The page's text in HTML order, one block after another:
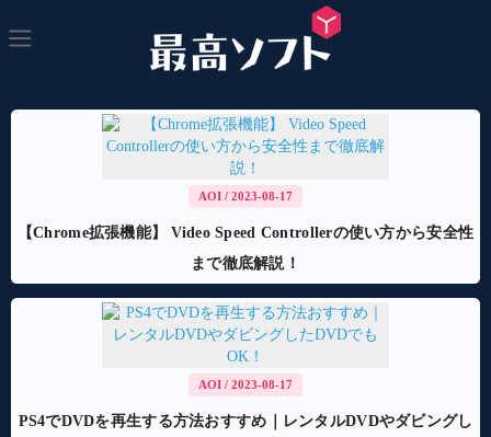
AOI / 2023-08-17
【Chrome拡張機能】 Video Speed Controllerの使い方から安全性
まで徹底解説！
AOI / 2023-08-17
PS4でDVDを再生する方法おすすめ｜レンタルDVDやダビングし